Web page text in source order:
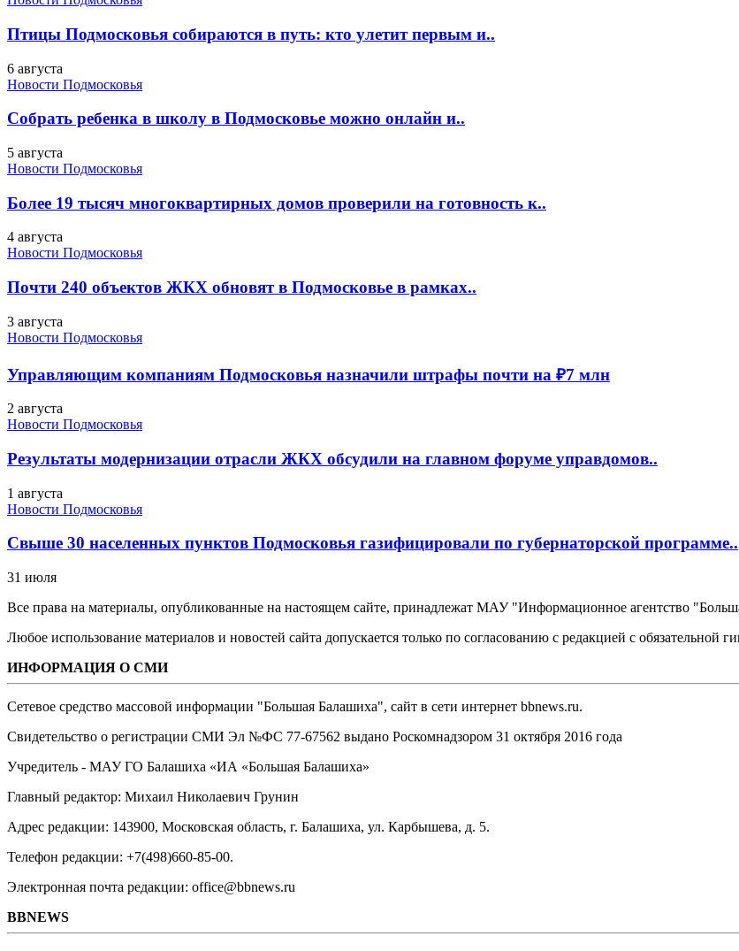
Птицы Подмосковья собираются в путь: кто улетит первым и..
6 августа
Новости Подмосковья
Собрать ребенка в школу в Подмосковье можно онлайн и..
5 августа
Новости Подмосковья
Более 19 тысяч многоквартирных домов проверили на готовность к..
4 августа
Новости Подмосковья
Почти 240 объектов ЖКХ обновят в Подмосковье в рамках..
3 августа
Новости Подмосковья
Управляющим компаниям Подмосковья назначили штрафы почти на ₽7 млн
2 августа
Новости Подмосковья
Результаты модернизации отрасли ЖКХ обсудили на главном форуме управдомов..
1 августа
Новости Подмосковья
Свыше 30 населенных пунктов Подмосковья газифицировали по губернаторской программе..
31 июля
Все права на материалы, опубликованные на настоящем сайте, принадлежат МАУ "Информационное агентство
Любое использование материалов и новостей сайта допускается только по согласованию с редакцией с обязательной
ИНФОРМАЦИЯ О СМИ
Сетевое средство массовой информации "Большая Балашиха", сайт в сети интернет bbnews.ru.
Свидетельство о регистрации СМИ Эл №ФС ‎77-67562 выдано Роскомнадзором 31 октября 2016 года
Учредитель - МАУ ГО Балашиха «ИА «Большая Балашиха»
Главный редактор: Михаил Николаевич Грунин
Адрес редакции: 143900, Московская область, г. Балашиха, ул. Карбышева, д. 5.
Телефон редакции: +7(498)660-85-00.
Электронная почта редакции: office@bbnews.ru
BBNEWS